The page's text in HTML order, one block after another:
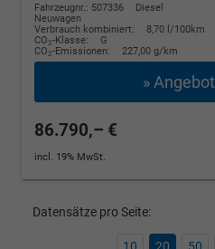
Fahrzeugnr.: 507336
Diesel
Neuwagen
Verbrauch kombiniert:
8,70 l/100km
CO2-Klasse:
G
CO2-Emissionen: 227,00 g/km
»
86.790,– €
incl. 19% MwSt.
Datensätze pro Seite:
10 20 50